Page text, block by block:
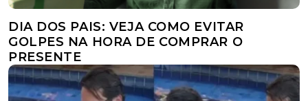
DIA DOS PAIS: VEJA COMO EVITAR
GOLPES NA HORA DE COMPRAR O
PRESENTE